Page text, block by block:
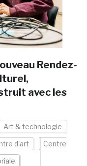
Rendez-
avec les
Art & technologie
d'art Centre